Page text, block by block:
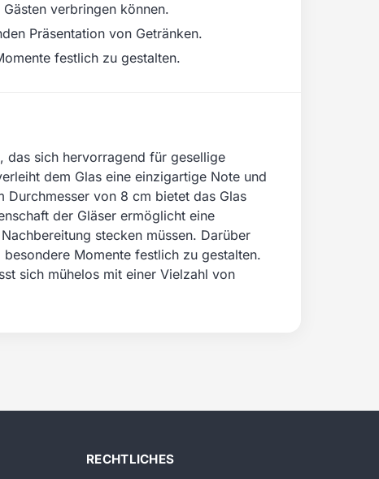
verbringen können.
Präsentation von Getränken.
festlich zu gestalten.
das sich hervorragend für gesellige
dem Glas eine einzigartige Note und
Durchmesser von 8 cm bietet das Glas
der Gläser ermöglicht eine
stecken müssen. Darüber
Momente festlich zu gestalten.
sich mühelos mit einer Vielzahl von
RECHTLICHES